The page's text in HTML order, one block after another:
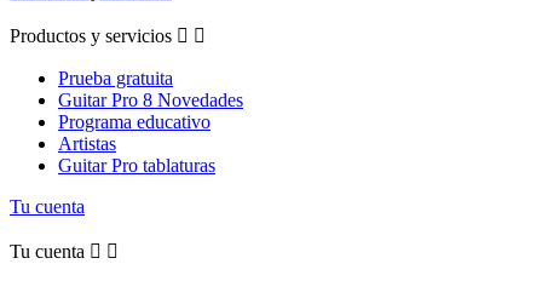
Productos y servicios  
Prueba gratuita
Guitar Pro 8 Novedades
Programa educativo
Artistas
Guitar Pro tablaturas
Tu cuenta
Tu cuenta  